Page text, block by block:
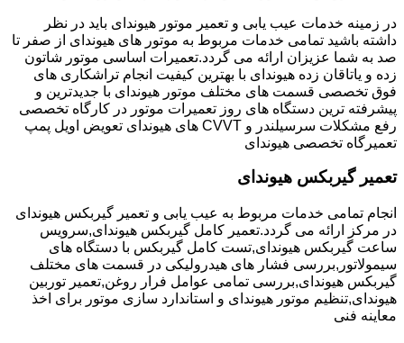
در زمینه خدمات عیب یابی و تعمیر موتور هیوندای باید در نظر
داشته باشید تمامی خدمات مربوط به موتور های هیوندای از صفر تا
صد به شما عزیزان ارائه می گردد.تعمیرات اساسی موتور شاتون
زده و یاتاقان زده هیوندای با بهترین کیفیت انجام تراشکاری های
فوق تخصصی قسمت های مختلف موتور هیوندای با جدیدترین و
پیشرفته ترین دستگاه های روز تعمیرات موتور در کارگاه تخصصی
رفع مشکلات سرسیلندر و CVVT های هیوندای تعویض اویل پمپ
تعمیرگاه تخصصی هیوندای
تعمیر گیربکس هیوندای
انجام تمامی خدمات مربوط به عیب یابی و تعمیر گیربکس هیوندای
در مرکز ارائه می گردد.تعمیر کامل گیربکس هیوندای,سرویس
ساعت گیربکس هیوندای,تست کامل گیربکس با دستگاه های
سیمولاتور,بررسی فشار های هیدرولیکی در قسمت های مختلف
گیربکس هیوندای,بررسی تمامی عوامل فرار روغن,تعمیر توربین
هیوندای,تنظیم موتور هیوندای و استاندارد سازی موتور برای اخذ
معاینه فنی